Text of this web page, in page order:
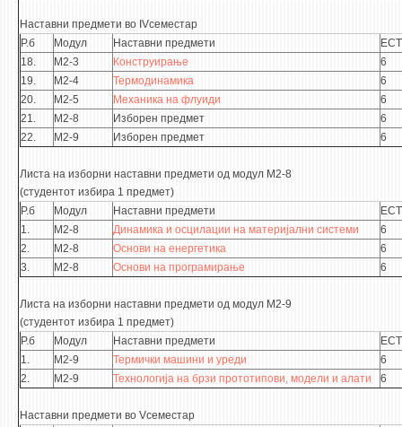
Наставни предмети во IVсеместар
Р.б
Модул Наставни предмети
18.
М2-3 Конструирање
6
19.
М2-4 Термодинамика
6
20.
М2-5 Механика на флуиди
6
21.
М2-8 Изборен предмет
6
22.
М2-9 Изборен предмет 6
Листа на изборни наставни предмети од модул М2-8
(студентот избира 1 предмет)
Р.б
Модул Наставни предмети
1.
М2-8 Динамика и осцилации на материјални системи
6
2.
М2-8 Основи на енергетика
6
3.
М2-8 Основи на програмирање 6
Листа на изборни наставни предмети од модул М2-9
(студентот избира 1 предмет)
Р.б
Модул Наставни предмети
1.
М2-9 Термички машини и уреди
6
2.
М2-9 Технологија на брзи прототипови, модели и алати 6
Наставни предмети во Vсеместар